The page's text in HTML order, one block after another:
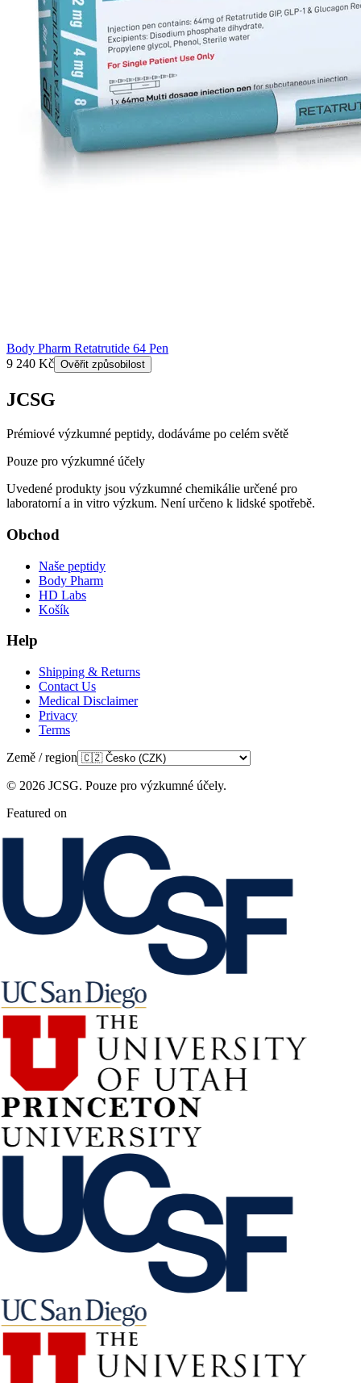
Body Pharm Retatrutide 64 Pen
9 240 Kč Ověřit způsobilost
JCSG
Prémiové výzkumné peptidy, dodáváme po celém světě
Pouze pro výzkumné účely
Uvedené produkty jsou výzkumné chemikálie určené pro
laboratorní a in vitro výzkum. Není určeno k lidské spotřebě.
Obchod
Naše peptidy
Body Pharm
HD Labs
Košík
Help
Shipping & Returns
Contact Us
Medical Disclaimer
Privacy
Terms
Země / region
© 2026 JCSG. Pouze pro výzkumné účely.
Featured on